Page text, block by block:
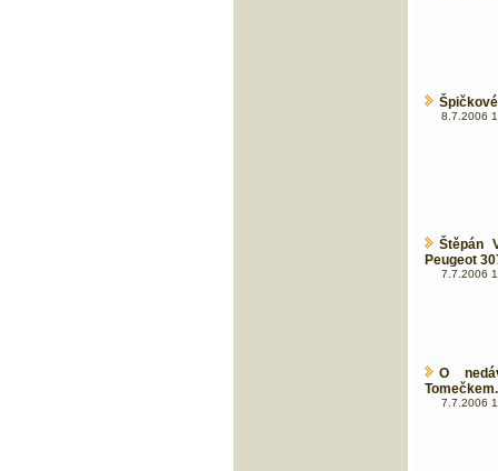
8.7.2006
Štěpán
Peugeot
7.7.2006
O
7.7.2006